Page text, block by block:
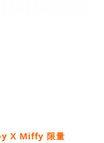
X Miffy 限量